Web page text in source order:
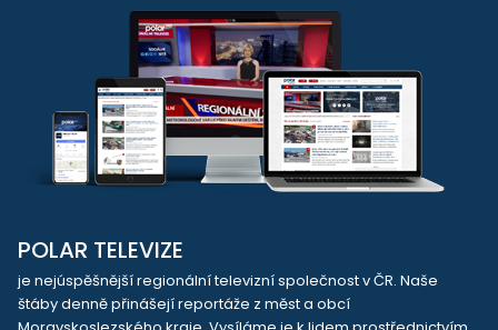
POLAR TELEVIZE
je nejúspěšnější regionální televizní společnost v ČR. Naše
štáby denně přinášejí reportáže z měst a obcí